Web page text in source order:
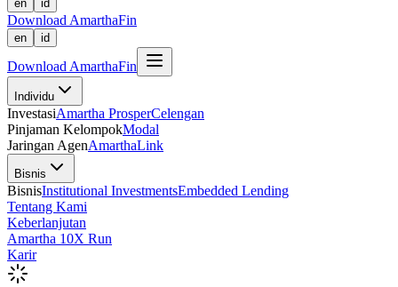
en id
Download AmarthaFin
en id
Download AmarthaFin
Individu
InvestasiAmartha ProsperCelengan
Pinjaman KelompokModal
Jaringan AgenAmarthaLink
Bisnis
BisnisInstitutional InvestmentsEmbedded Lending
Tentang Kami
Keberlanjutan
Amartha 10X Run
Karir